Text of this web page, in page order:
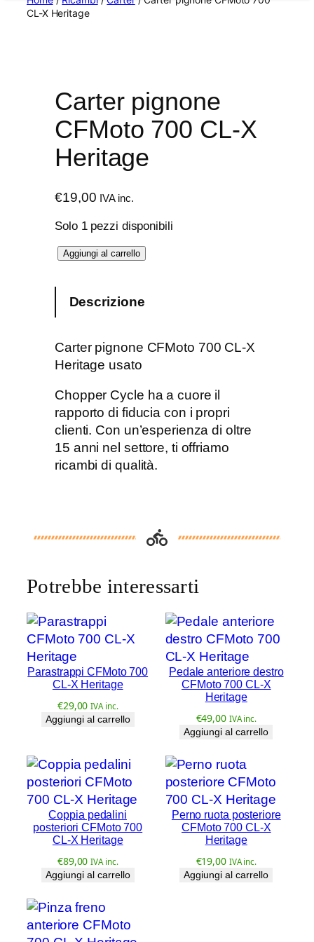
CL-X Heritage
Carter pignone
CFMoto 700 CL-X
Heritage
€19,00 IVA inc.
Solo 1 pezzi disponibili
C
r
r
p
g
n
o
n
e
o
7
0
C
L
-
X
H
e
i
t
a
g
e
q
u
a
n
t
i
Aggiungi al carrello
Descrizione
Carter pignone CFMoto 700 CL-X
Heritage usato
Chopper Cycle ha a cuore il
rapporto di fiducia con i propri
clienti. Con un’esperienza di oltre
15 anni nel settore, ti offriamo
ricambi di qualità.
Potrebbe interessarti
Parastrappi CFMoto 700
CL-X Heritage
€29,00 IVA inc.
Aggiungi al carrello
Pedale anteriore destro
CFMoto 700 CL-X
Heritage
€49,00 IVA inc.
Aggiungi al carrello
Coppia pedalini
posteriori CFMoto 700
CL-X Heritage
€89,00 IVA inc.
Aggiungi al carrello
Perno ruota posteriore
CFMoto 700 CL-X
Heritage
€19,00 IVA inc.
Aggiungi al carrello